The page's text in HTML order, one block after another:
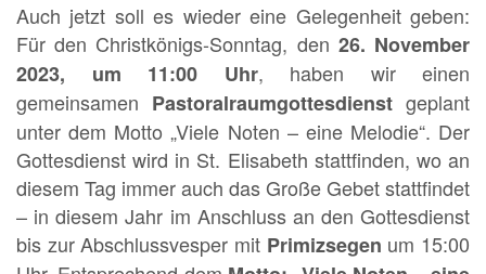
Auch jetzt soll es wieder eine Gelegenheit geben:
Für den Christkönigs-Sonntag, den 26. November
2023, um 11:00 Uhr, haben wir einen
gemeinsamen Pastoralraumgottesdienst geplant
unter dem Motto „Viele Noten – eine Melodie“. Der
Gottesdienst wird in St. Elisabeth stattfinden, wo an
diesem Tag immer auch das Große Gebet stattfindet
– in diesem Jahr im Anschluss an den Gottesdienst
bis zur Abschlussvesper mit Primizsegen um 15:00